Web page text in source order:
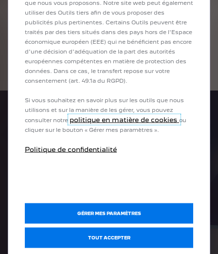
800 000 points de recharge en Europe
Planification d'itinéraire
Via l’application ou la carte de recharge fournie
En savoir plus
que nous vous proposons. Notre site web peut également
utiliser des Outils tiers afin de vous proposer des
publicités plus pertinentes. Certains Outils peuvent être
traités par des tiers situés dans des pays hors de l'Espace
économique européen (EEE) qui ne bénéficient pas encore
d'une décision d'adéquation de la part des autorités
européennes compétentes en matière de protection des
données. Dans ce cas, le transfert repose sur votre
consentement (art. 49.1a du RGPD).
Si vous souhaitez en savoir plus sur les outils que nous
utilisons et sur la manière de les gérer, vous pouvez
consulter notre politique en matière de cookies ou
cliquer sur le bouton « Gérer mes paramètres ».
Politique de confidentialité
GÉRER MES PARAMÈTRES
TOUT ACCEPTER